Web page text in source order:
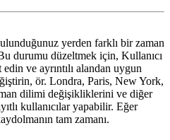
yerden farklı bir zaman
durumu düzeltmek için, Kullanıcı
ve ayrıntılı alandan uygun
ör. Londra, Paris, New York,
dilimi değişikliklerini ve diğer
kullanıcılar yapabilir. Eğer
tam zamanı.